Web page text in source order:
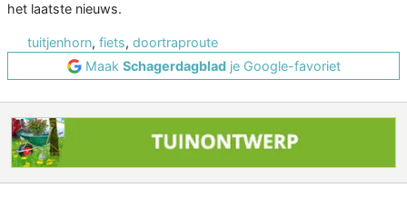
het laatste nieuws.
tuitjenhorn, fiets, doortraproute
Maak Schagerdagbladje Google-favoriet